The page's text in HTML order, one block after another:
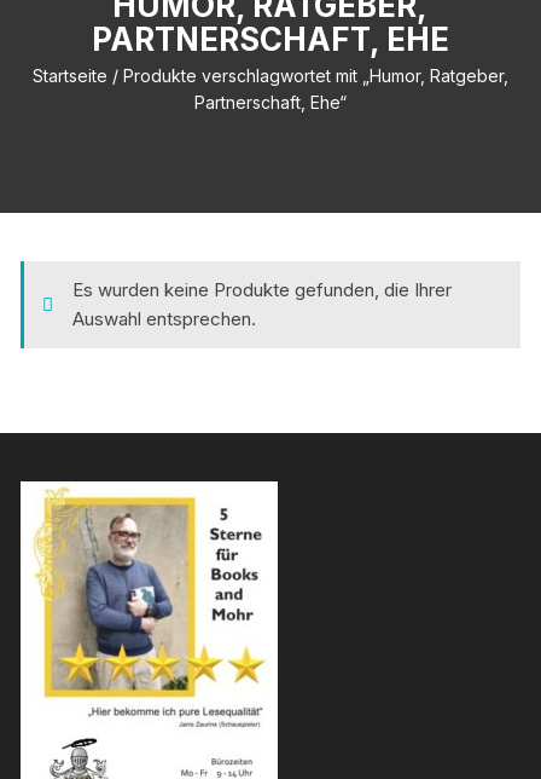
PARTNERSCHAFT, EHE
Startseite / Produkte verschlagwortet mit „Humor, Ratgeber,
Partnerschaft, Ehe“
Es wurden keine Produkte gefunden, die Ihrer
Auswahl entsprechen.